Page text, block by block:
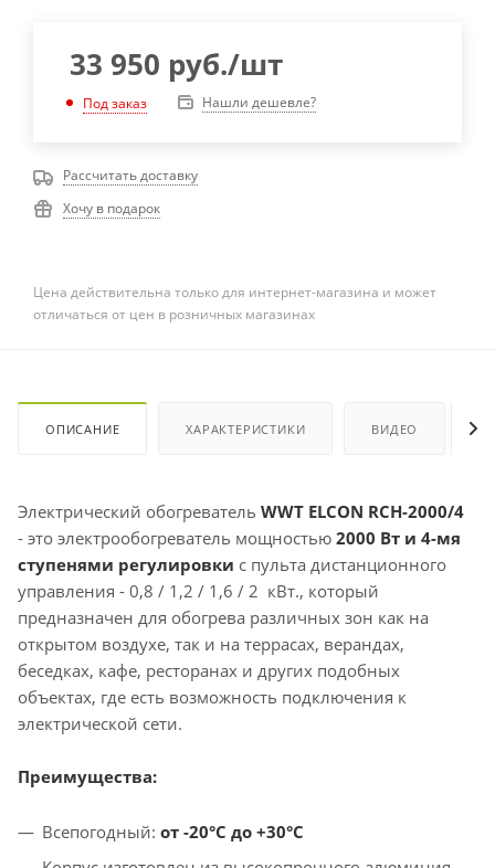
33 950 руб./шт
Под заказ Нашли дешевле?
Рассчитать доставку
Хочу в подарок
Цена действительна только для интернет-магазина и может
отличаться от цен в розничных магазинах
ОПИСАНИЕ ХАРАКТЕРИСТИКИ ВИДЕО
Электрический обогреватель WWT ELCON RCH-2000/4
- это электрообогреватель мощностью 2000 Вт и 4-мя
ступенями регулировки с пульта дистанционного
управления - 0,8 / 1,2 / 1,6 / 2 кВт., который
предназначен для обогрева различных зон как на
открытом воздухе, так и на террасах, верандах,
беседках, кафе, ресторанах и других подобных
объектах, где есть возможность подключения к
электрической сети.
Преимущества:
Всепогодный: от -20°C до +30°C